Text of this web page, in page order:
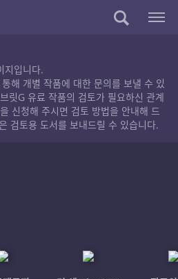
지입니다.
해 개별 작품에 대한 문의를 보낼 수 있
릿G 유료 작품의 검토가 필요하신 관계
신청해 주시면 검토 방법을 안내해 드
검토용 도서를 보내드릴 수 있습니다.